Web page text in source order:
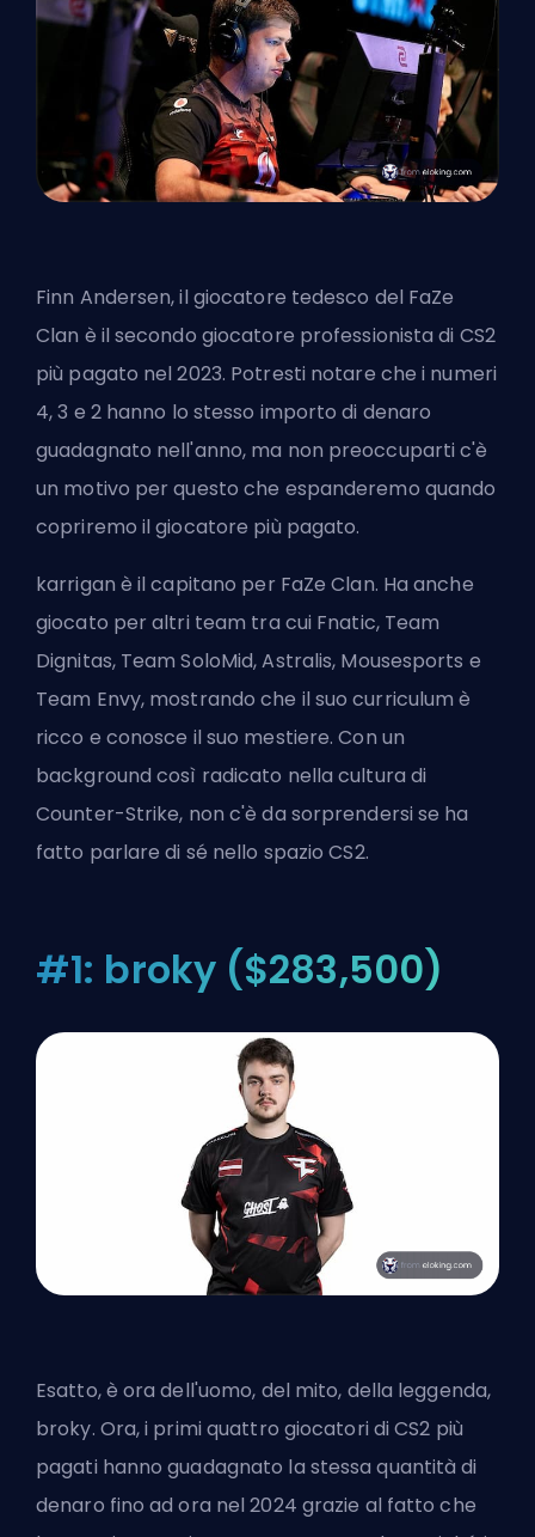
Finn Andersen, il giocatore tedesco del FaZe
Clan è il secondo giocatore professionista di CS2
più pagato nel 2023. Potresti notare che i numeri
4, 3 e 2 hanno lo stesso importo di denaro
guadagnato nell'anno, ma non preoccuparti c'è
un motivo per questo che espanderemo quando
copriremo il giocatore più pagato.
karrigan è il capitano per FaZe Clan. Ha anche
giocato per altri team tra cui Fnatic, Team
Dignitas, Team SoloMid, Astralis, Mousesports e
Team Envy, mostrando che il suo curriculum è
ricco e conosce il suo mestiere. Con un
background così radicato nella cultura di
Counter-Strike, non c'è da sorprendersi se ha
fatto parlare di sé nello spazio CS2.
#1: broky ($283,500)
Esatto, è ora dell'uomo, del mito, della leggenda,
broky. Ora, i primi quattro giocatori di CS2 più
pagati hanno guadagnato la stessa quantità di
denaro fino ad ora nel 2024 grazie al fatto che